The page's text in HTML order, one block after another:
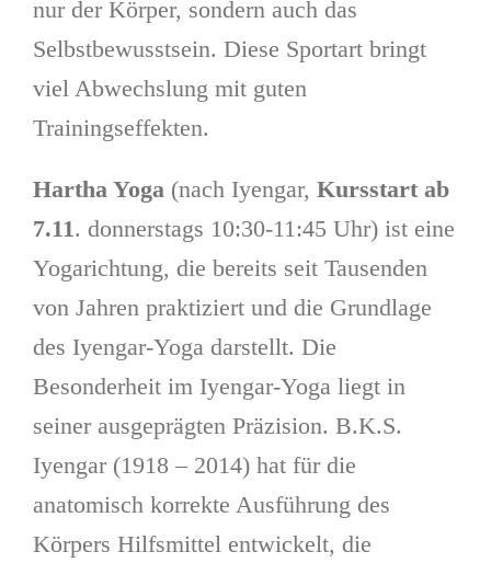
nur der Körper, sondern auch das
Selbstbewusstsein. Diese Sportart bringt
viel Abwechslung mit guten
Trainingseffekten.
Hartha Yoga(nach Iyengar, Kursstart ab
7.11. donnerstags 10:30-11:45 Uhr) ist eine
Yogarichtung, die bereits seit Tausenden
von Jahren praktiziert und die Grundlage
des Iyengar-Yoga darstellt. Die
Besonderheit im Iyengar-Yoga liegt in
seiner ausgeprägten Präzision. B.K.S.
Iyengar (1918 – 2014) hat für die
anatomisch korrekte Ausführung des
Körpers Hilfsmittel entwickelt, die